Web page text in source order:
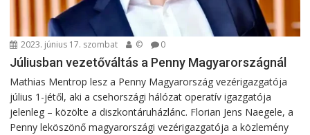
2023. június 17. szombat © 0
Júliusban vezetőváltás a Penny Magyarországnál
Mathias Mentrop lesz a Penny Magyarország vezérigazgatója
július 1-jétől, aki a csehországi hálózat operatív igazgatója
jelenleg – közölte a diszkontáruházlánc. Florian Jens Naegele, a
Penny leköszönő magyarországi vezérigazgatója a közlemény